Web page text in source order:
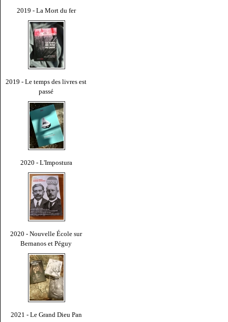
2019 - La Mort du fer
2019 - Le temps des livres est
passé
2020 - L'Impostura
2020 - Nouvelle École sur
Bernanos et Péguy
2021 - Le Grand Dieu Pan